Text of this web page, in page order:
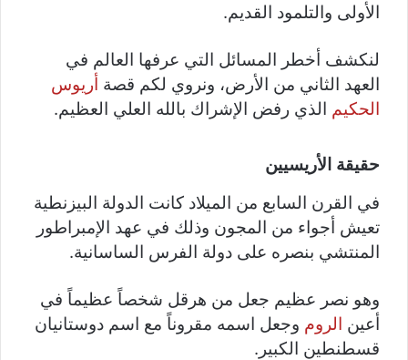
الأولى والتلمود القديم.
لنكشف أخطر المسائل التي عرفها العالم في
العهد الثاني من الأرض، ونروي لكم قصة أريوس
الحكيم الذي رفض الإشراك بالله العلي العظيم.
حقيقة الأريسيين
في القرن السابع من الميلاد كانت الدولة البيزنطية
تعيش أجواء من المجون وذلك في عهد الإمبراطور
المنتشي بنصره على دولة الفرس الساسانية.
وهو نصر عظيم جعل من هرقل شخصاً عظيماً في
أعين الروم وجعل اسمه مقروناً مع اسم دوستانيان
قسطنطين الكبير.